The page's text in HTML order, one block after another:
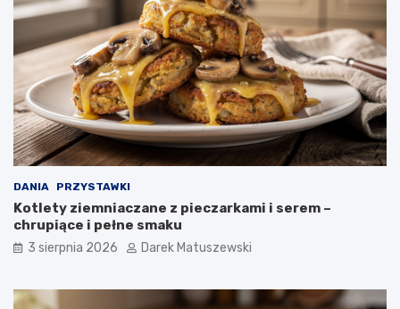
DANIA PRZYSTAWKI
Kotlety ziemniaczane z pieczarkami i serem –
chrupiące i pełne smaku
3 sierpnia 2026 Darek Matuszewski